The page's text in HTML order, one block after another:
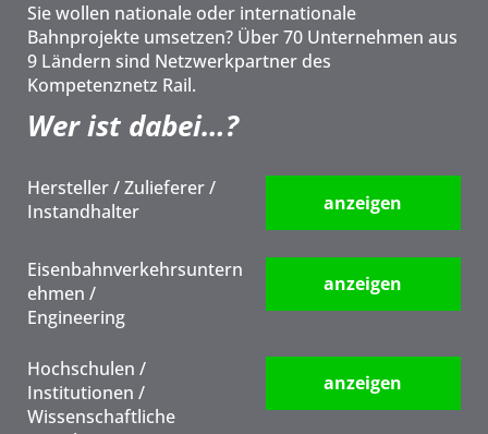
Sie wollen nationale oder internationale
Bahnprojekte umsetzen? Über 70 Unternehmen aus
9 Ländern sind Netzwerkpartner des
Kompetenznetz Rail.
Wer ist dabei…?
Hersteller / Zulieferer /
Instandhalter
anzeigen
Eisenbahnverkehrsuntern
ehmen /
Engineering
anzeigen
Hochschulen /
Institutionen /
Wissenschaftliche
anzeigen